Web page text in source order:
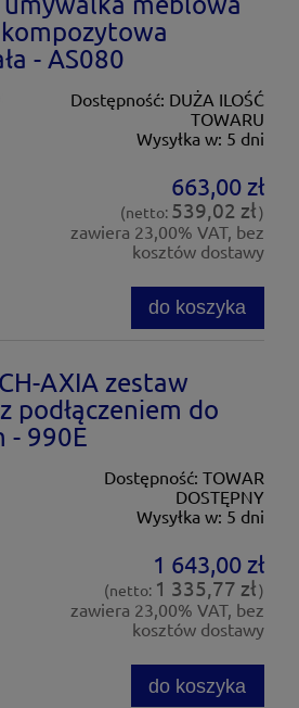
- AS080
Dostępność: DUŻA ILOŚĆ
TOWARU
Wysyłka w: 5 dni
663,00 zł
(netto: 539,02 zł)
zawiera 23,00% VAT, bez
kosztów dostawy
do koszyka
AXIA zestaw
podłączeniem do
- 990E
Dostępność: TOWAR
DOSTĘPNY
Wysyłka w: 5 dni
1 643,00 zł
(netto: 1 335,77 zł)
zawiera 23,00% VAT, bez
kosztów dostawy
do koszyka